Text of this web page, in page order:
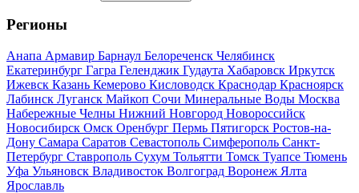
Регионы
Анапа Армавир Барнаул Белореченск Челябинск
Екатеринбург Гагра Геленджик Гудаута Хабаровск Иркутск
Ижевск Казань Кемерово Кисловодск Краснодар Красноярск
Лабинск Луганск Майкоп Сочи Минеральные Воды Москва
Набережные Челны Нижний Новгород Новороссийск
Новосибирск Омск Оренбург Пермь Пятигорск Ростов-на-
Дону Самара Саратов Севастополь Симферополь Санкт-
Петербург Ставрополь Сухум Тольятти Томск Туапсе Тюмень
Уфа Ульяновск Владивосток Волгоград Воронеж Ялта
Ярославль